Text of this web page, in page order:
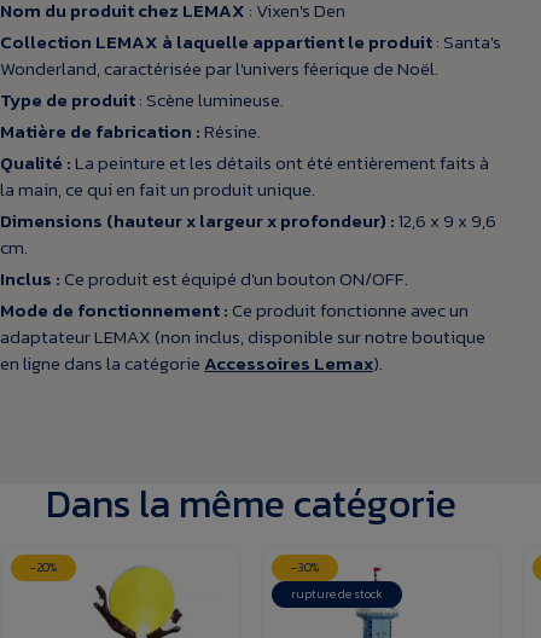
Nom du produit chez LEMAX : Vixen's Den
Collection LEMAX à laquelle appartient le produit: Santa's
Wonderland, caractérisée par l'univers féerique de Noël.
Type de produit: Scène lumineuse.
Matière de fabrication :Résine.
Qualité :La peinture et les détails ont été entièrement faits à
la main, ce qui en fait un produit unique.
Dimensions (hauteur x largeur x profondeur) :12,6 x 9 x 9,6
cm.
Inclus : Ce produit est équipé d'un bouton ON/OFF.
Mode de fonctionnement : Ce produit fonctionne avec un
adaptateur LEMAX (non inclus, disponible sur notre boutique
en ligne dans la catégorieAccessoires Lemax).
Dans la même catégorie
-20%
-30%
rupture de stock